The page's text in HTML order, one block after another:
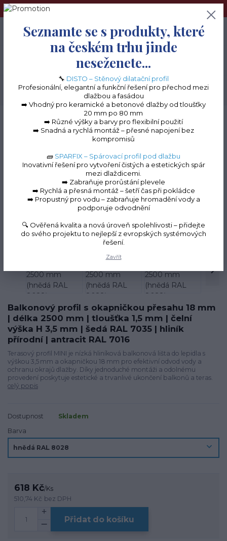
➢Terče pod dlažbu naleznete na e-shopu www.terceshop.cz!➢
Hledat
+420 605 740 744
0
0 Kč
Balkonové lišty do lepidla Balkonová lišta MINI
MINI - 2500 mm (hnědá RAL 8028)
Balkonová lišta MINI -
2500 mm (hnědá RAL
8028)
Novinka
Balkonový profil s okapničkou přesahu 18 mm
| délka 2500 mm | tloušťka 1,5 mm | čelní
výška H 3,5 mm | šedá RAL 7035 | hliník
přírodní | antracit RAL 7016
Terasový profil MINI je nízká hliníková balkonová lišta do lepidla s
výškou 3,5 mm a okapničkou 18 mm pro efektivní odvod vody a
ochranu okrajů dlažby. Díky jednoduché montáži a odolnému
provedení poskytuje estetické a trvanlivé ukončení balkonů a teras.
celý popis
Dostupnost
Skladem
Barva
618 Kč/Ks
510,74 Kč bez DPH
Přidat do košíku
Seznamte se s produkty, které
na českém trhu jinde
neseženete...
🔧 DISTO – Stěnový dilatační profil
Profesionální, elegantní a funkční řešení pro přechod mezi
dlažbou a fasádou
➡️ Vhodný pro keramické a betonové dlažby od tloušťky
20 mm po 80 mm
➡️ Různé výšky a barvy pro flexibilní použití
➡️ Snadná a rychlá montáž – přesné napojení bez
kompromisů
🧱 SPARFIX – Spárovací profil pod dlažbu
Inovativní řešení pro vytvoření čistých a estetických spár
mezi dlaždicemi.
➡️ Zabraňuje prorůstání plevele
➡️ Rychlá a přesná montáž – šetří čas při pokládce
➡️ Propustný pro vodu – zabraňuje hromadění vody a
podporuje odvodnění
🔍 Ověřená kvalita a nová úroveň spolehlivosti – přidejte
do svého projektu to nejlepší z evropských systémových
řešení.
Zavřít